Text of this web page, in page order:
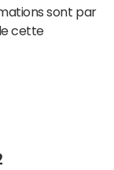
sont par
cette